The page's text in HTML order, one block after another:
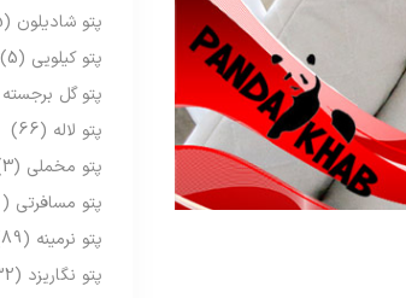
پتو شادیلون (95)
پتو کیلویی (5)
پتو گل برجسته
پتو لاله (66)
پتو مخملی (3)
پتو مسافرتی (161)
پتو نرمینه (89)
پتو نگاریزد (32)